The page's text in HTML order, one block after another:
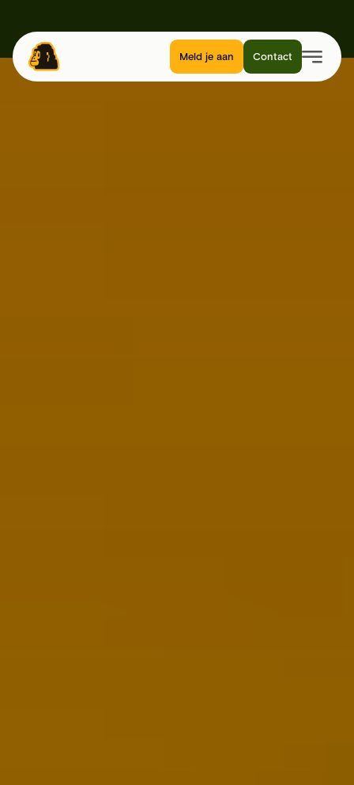
Meld je aan Contact